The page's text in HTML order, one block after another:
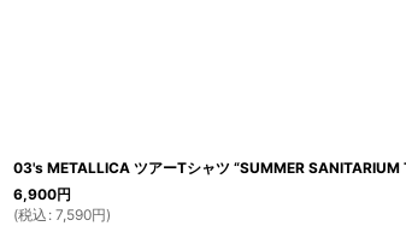
03's METALLICA ツアーTシャツ “SUMMER SANITARIUM
6,900円
(税込 : 7,590円)